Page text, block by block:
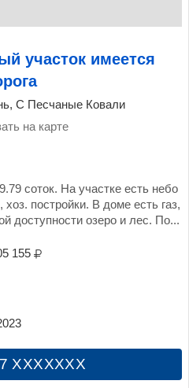
участок имеется
С Песчаные Ковали
на карте
соток. На участке есть небо
постройки. В доме есть газ,
доступности озеро и лес. По...
155
XXXXXXX